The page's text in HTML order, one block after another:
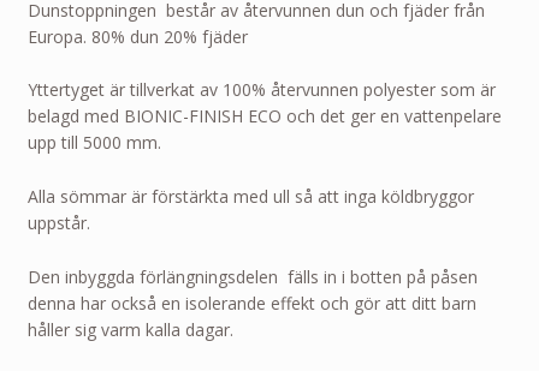
Dunstoppningen består av återvunnen dun och fjäder från
Europa. 80% dun 20% fjäder
Yttertyget är tillverkat av 100% återvunnen polyester som är
belagd med BIONIC-FINISH ECO och det ger en vattenpelare
upp till 5000 mm.
Alla sömmar är förstärkta med ull så att inga köldbryggor
uppstår.
Den inbyggda förlängningsdelen fälls in i botten på påsen
denna har också en isolerande effekt och gör att ditt barn
håller sig varm kalla dagar.